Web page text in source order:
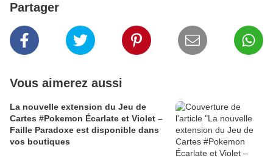
Partager
Vous aimerez aussi
La nouvelle extension du Jeu de
Cartes #Pokemon Écarlate et Violet –
Faille Paradoxe est disponible dans
vos boutiques